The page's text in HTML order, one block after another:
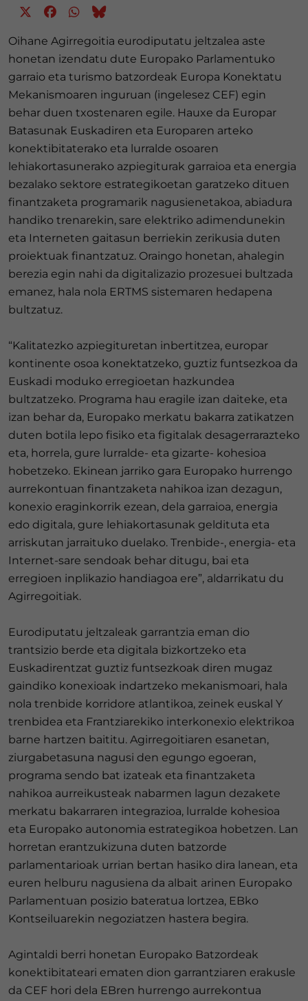
Oihane Agirregoitia eurodiputatu jeltzalea aste
honetan izendatu dute Europako Parlamentuko
garraio eta turismo batzordeak Europa Konektatu
Mekanismoaren inguruan (ingelesez CEF) egin
behar duen txostenaren egile. Hauxe da Europar
Batasunak Euskadiren eta Europaren arteko
konektibitaterako eta lurralde osoaren
lehiakortasunerako azpiegiturak garraioa eta energia
bezalako sektore estrategikoetan garatzeko dituen
finantzaketa programarik nagusienetakoa, abiadura
handiko trenarekin, sare elektriko adimendunekin
eta Interneten gaitasun berriekin zerikusia duten
proiektuak finantzatuz. Oraingo honetan, ahalegin
berezia egin nahi da digitalizazio prozesuei bultzada
emanez, hala nola ERTMS sistemaren hedapena
bultzatuz.
“Kalitatezko azpiegituretan inbertitzea, europar
kontinente osoa konektatzeko, guztiz funtsezkoa da
Euskadi moduko erregioetan hazkundea
bultzatzeko. Programa hau eragile izan daiteke, eta
izan behar da, Europako merkatu bakarra zatikatzen
duten botila lepo fisiko eta figitalak desagerrarazteko
eta, horrela, gure lurralde- eta gizarte- kohesioa
hobetzeko. Ekinean jarriko gara Europako hurrengo
aurrekontuan finantzaketa nahikoa izan dezagun,
konexio eraginkorrik ezean, dela garraioa, energia
edo digitala, gure lehiakortasunak geldituta eta
arriskutan jarraituko duelako. Trenbide-, energia- eta
Internet-sare sendoak behar ditugu, bai eta
erregioen inplikazio handiagoa ere”, aldarrikatu du
Agirregoitiak.
Eurodiputatu jeltzaleak garrantzia eman dio
trantsizio berde eta digitala bizkortzeko eta
Euskadirentzat guztiz funtsezkoak diren mugaz
gaindiko konexioak indartzeko mekanismoari, hala
nola trenbide korridore atlantikoa, zeinek euskal Y
trenbidea eta Frantziarekiko interkonexio elektrikoa
barne hartzen baititu. Agirregoitiaren esanetan,
ziurgabetasuna nagusi den egungo egoeran,
programa sendo bat izateak eta finantzaketa
nahikoa aurreikusteak nabarmen lagun dezakete
merkatu bakarraren integrazioa, lurralde kohesioa
eta Europako autonomia estrategikoa hobetzen. Lan
horretan erantzukizuna duten batzorde
parlamentarioak urrian bertan hasiko dira lanean, eta
euren helburu nagusiena da albait arinen Europako
Parlamentuan posizio bateratua lortzea, EBko
Kontseiluarekin negoziatzen hastera begira.
Agintaldi berri honetan Europako Batzordeak
konektibitateari ematen dion garrantziaren erakusle
da CEF hori dela EBren hurrengo aurrekontua